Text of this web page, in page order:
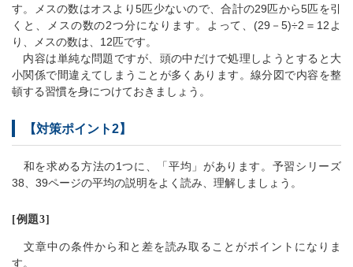
す。メスの数はオスより5匹少ないので、合計の29匹から5匹を引
くと、メスの数の2つ分になります。よって、(29－5)÷2＝12よ
り、メスの数は、12匹です。
内容は単純な問題ですが、頭の中だけで処理しようとすると大
小関係で間違えてしまうことが多くあります。線分図で内容を整
頓する習慣を身につけておきましょう。
【対策ポイント2】
和を求める方法の1つに、「平均」があります。予習シリーズ
38、39ページの平均の説明をよく読み、理解しましょう。
[例題3]
文章中の条件から和と差を読み取ることがポイントになりま
す。